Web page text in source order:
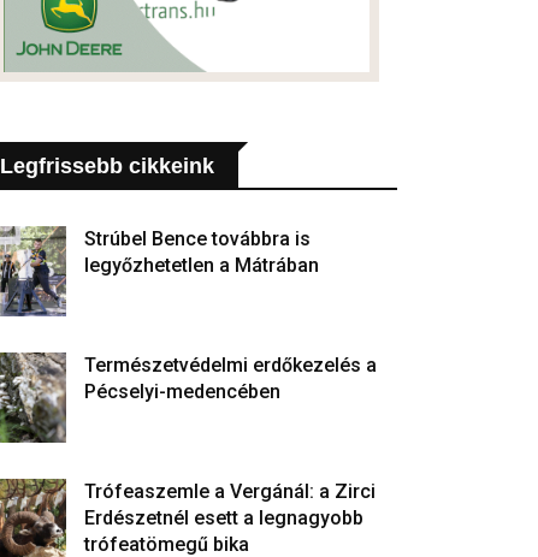
Legfrissebb cikkeink
Strúbel Bence továbbra is
legyőzhetetlen a Mátrában
Természetvédelmi erdőkezelés a
Pécselyi-medencében
Trófeaszemle a Vergánál: a Zirci
Erdészetnél esett a legnagyobb
trófeatömegű bika